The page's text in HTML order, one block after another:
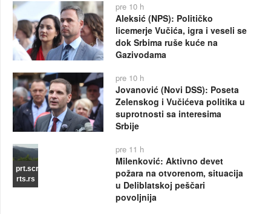
pre 10 h
Aleksić (NPS): Političko
licemerje Vučića, igra i veseli se
dok Srbima ruše kuće na
Gazivodama
pre 10 h
Jovanović (Novi DSS): Poseta
Zelenskog i Vučićeva politika u
suprotnosti sa interesima
Srbije
prt.scr
rts.rs
pre 11 h
Milenković: Aktivno devet
požara na otvorenom, situacija
u Deliblatskoj peščari
povoljnija